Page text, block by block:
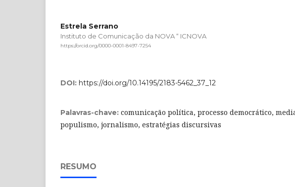
Estrela Serrano
Instituto de Comunicação da NOVA “ ICNOVA
https://orcid.org/0000-0001-8497-7254
DOI: https://doi.org/10.14195/2183-5462_37_12
Palavras-chave: comunicação política, processo democrático,
populismo, jornalismo, estratégias discursivas
RESUMO